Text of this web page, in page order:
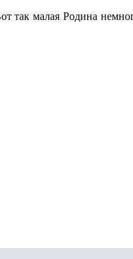
так малая Родина